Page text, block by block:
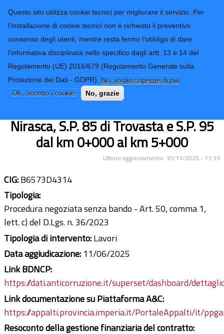
Questo sito utilizza cookie tecnici per migliorare il servizio. Per
l'installazione di cookie tecnici non è richiesto il preventivo
consenso degli utenti, mentre resta fermo l'obbligo di dare
l'informativa disciplinata nello specifico dagli artt. 13 e 14 del
Regolamento (UE) 2016/679 (Regolamento Generale sulla
Protezione dei Dati - GDPR). No, voglio saperne di più
OK, accetto i cookie
No, grazie
Provincia di
Imperia
CONTATTI-URP
TRASPARENZA
Form di ricerca
Lavori di manutenzione e messa in
sicurezza in tratti saltuari delle S.P. 7
Nirasca, S.P. 85 di Trovasta e S.P. 95
dal km 0+000 al km 5+000
Ultimo aggiornamento: 10/11/2025 - 11:33
CIG:B6573D4314
Tipologia:
Procedura negoziata senza bando - Art. 50, comma 1,
lett. c) del D.Lgs. n. 36/2023
Tipologia di intervento:Lavori
Data aggiudicazione: 11/06/2025
Link BDNCP:
https://dati.anticorruzione.it/superset/dashboard/
Link documentazione su Piattaforma A&C:
https://appalti.provincia.imperia.it/PortaleAppalti/it/
Resoconto della gestione finanziaria del contratto: